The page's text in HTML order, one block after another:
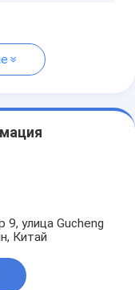
улица Gucheng
Китай